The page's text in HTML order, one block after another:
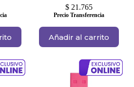
$ 21.765
Precio Transferencia
Añadir al carrito